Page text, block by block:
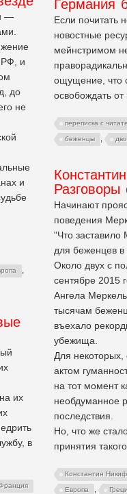
—
РФ, и
до
не
и
,
Германия
Если почитать
новостные
мейнстримом
ощущение, что
освобождать
переписка с
беженцы ,
Разговоры
Начинают
поведения
"Что заставило
для беженцев в
Около двух с
сентябре 2015
Ангела
тысячам
въехало
убежища.
Для некоторых,
актом
на тот момент
необдуманное
последствия.
Но, что же
принятия
Константин
Европа ,
их
в